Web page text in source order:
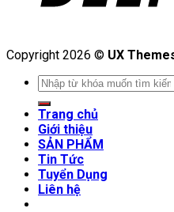
Copyright 2026 © UX
Search
for:
Trang chủ
Giới thiệu
SẢN PHẨM
Tin Tức
Tuyển Dụng
Liên hệ